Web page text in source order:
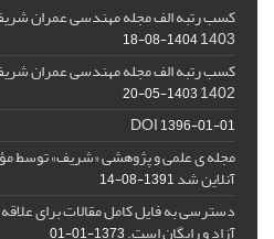
کسب رتبه الف مجله مهندسی عمران
1403
1404-08-18
کسب رتبه الف مجله مهندسی عمران
1402
1403-05-20
DOI1396-01-01
مجله ی علمی و پژوهشی «شریف» توسط
آنلاین شد1391-08-14
دسترسی به فایل کامل مقالات برای
آزاد و رایگان است.1373-01-01